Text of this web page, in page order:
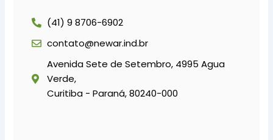
(41) 9 8706-6902
contato@newar.ind.br
Avenida Sete de Setembro, 4995 Agua
Verde,
Curitiba - Paraná, 80240-000